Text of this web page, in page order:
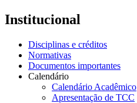
Institucional
Disciplinas e créditos
Normativas
Documentos importantes
Calendário
Calendário Acadêmico
Apresentação de TCC